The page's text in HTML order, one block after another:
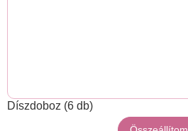
Díszdoboz (6 db)